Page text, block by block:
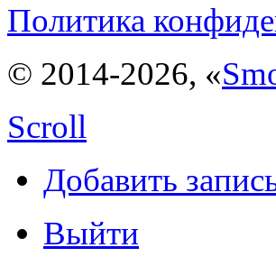
Политика
© 2014-2026, «
Scroll
Добавить
Выйти